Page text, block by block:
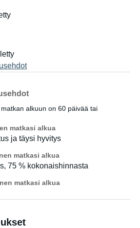
kaikenlaisille retkeily- ja
alkuun on 60 päivää tai
matkasi alkua
ja täysi hyvitys
matkasi alkua
75 % kokonaishinnasta
matkasi alkua